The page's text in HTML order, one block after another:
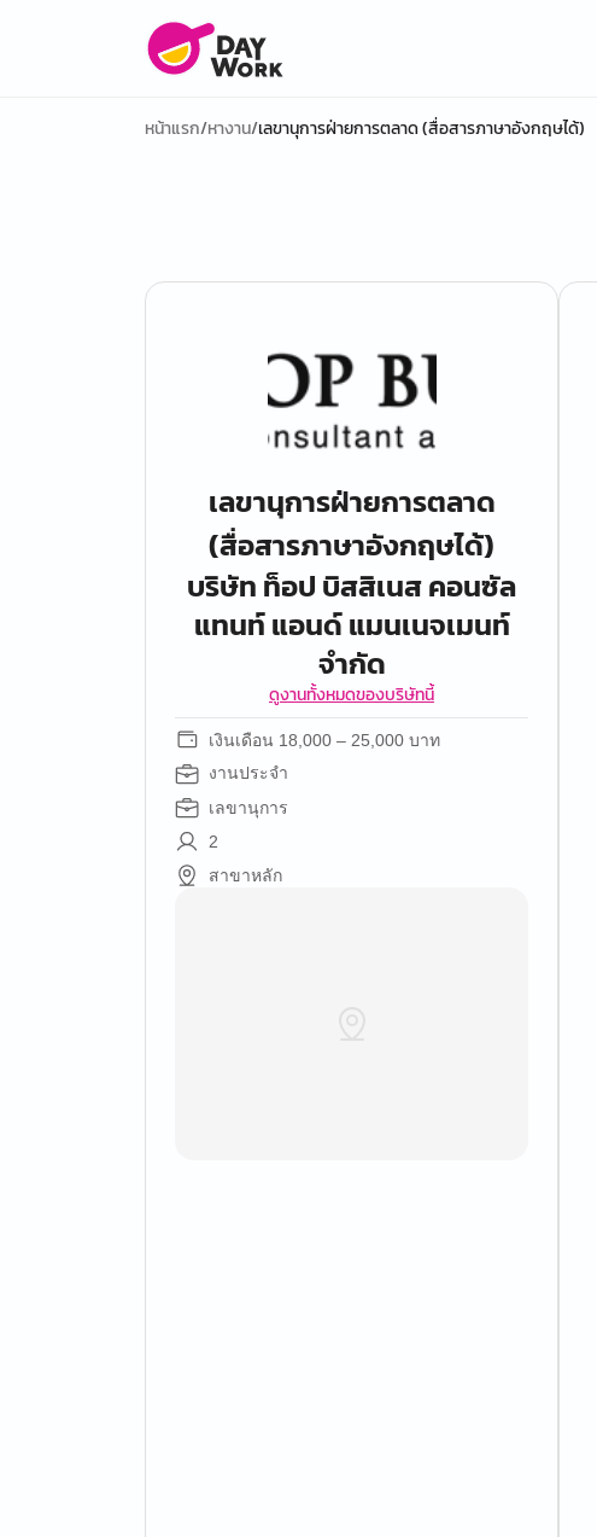
หน้าแรก/หางาน/เลขานุการฝ่ายการตลาด (สื่อสารภาษาอังกฤษได้)
เลขานุการฝ่ายการตลาด
(สื่อสารภาษาอังกฤษได้)
บริษัท ท็อป บิสสิเนส คอนซัล
แทนท์ แอนด์ แมนเนจเมนท์
จำกัด
ดูงานทั้งหมดของบริษัทนี้
เงินเดือน 18,000 – 25,000 บาท
งานประจำ
เลขานุการ
2
สาขาหลัก